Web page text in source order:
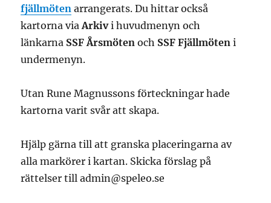
fjällmöten arrangerats. Du hittar också
kartorna viaArkivi huvudmenyn och
länkarna SSF Årsmöten och SSF Fjällmöten i
undermenyn.
Utan Rune Magnussons förteckningar hade
kartorna varit svår att skapa.
Hjälp gärna till att granska placeringarna av
alla markörer i kartan. Skicka förslag på
rättelser till admin@speleo.se